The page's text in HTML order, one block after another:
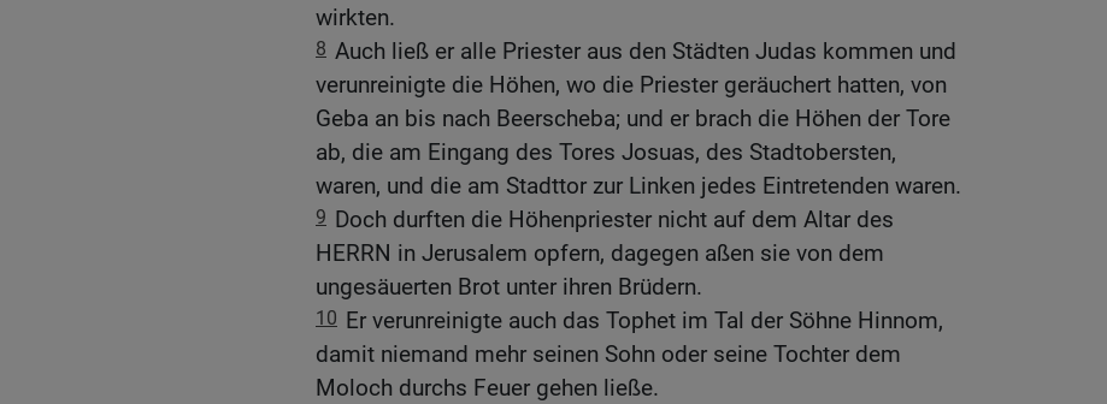
wirkten.
8 Auch ließ er alle Priester aus den Städten Judas kommen und
verunreinigte die Höhen, wo die Priester geräuchert hatten, von
Geba an bis nach Beerscheba; und er brach die Höhen der Tore
ab, die am Eingang des Tores Josuas, des Stadtobersten,
waren, und die am Stadttor zur Linken jedes Eintretenden waren.
9 Doch durften die Höhenpriester nicht auf dem Altar des
HERRN in Jerusalem opfern, dagegen aßen sie von dem
ungesäuerten Brot unter ihren Brüdern.
10 Er verunreinigte auch das Tophet im Tal der Söhne Hinnom,
damit niemand mehr seinen Sohn oder seine Tochter dem
Moloch durchs Feuer gehen ließe.